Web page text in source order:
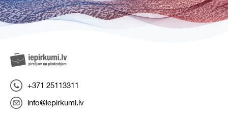
+371 25113311
info@iepirkumi.lv